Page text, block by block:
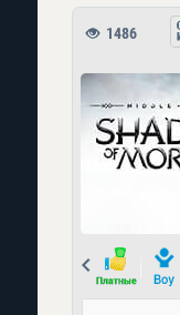
1486
Prev